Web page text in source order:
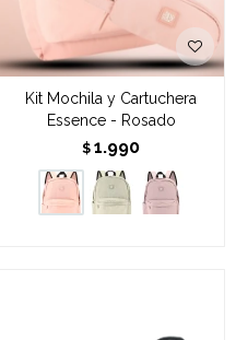
Kit Mochila y Cartuchera
Essence - Rosado
$ 1.990